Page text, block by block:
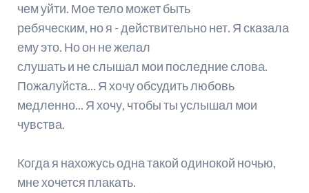
чем уйти. Мое тело может быть
ребяческим, но я - действительно нет. Я сказала
ему это. Но он не желал
слушать и не слышал мои последние слова.
Пожалуйста... Я хочу обсудить любовь
медленно... Я хочу, чтобы ты услышал мои
чувства.
Когда я нахожусь одна такой одинокой ночью,
мне хочется плакать.